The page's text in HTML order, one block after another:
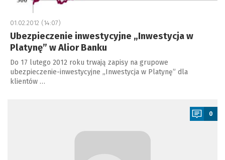
01.02.2012 (14:07)
Ubezpieczenie inwestycyjne „Inwestycja w
Platynę” w Alior Banku
Do 17 lutego 2012 roku trwają zapisy na grupowe
ubezpieczenie-inwestycyjne „Inwestycja w Platynę” dla
klientów …
0